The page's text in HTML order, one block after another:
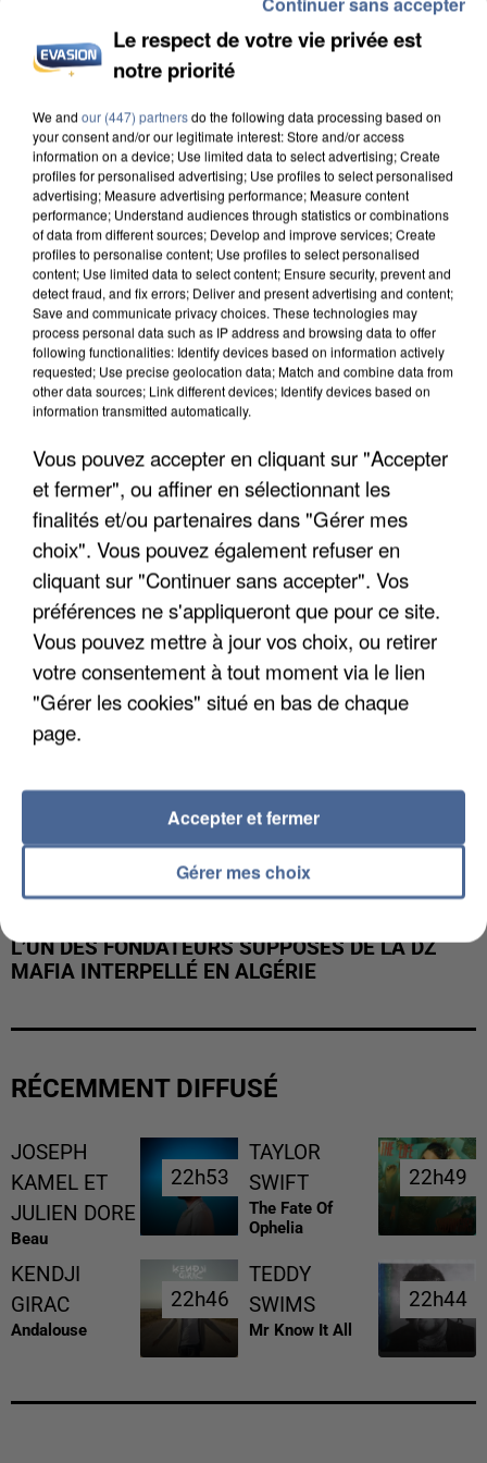
INCENDIES : L’ÎLE-DE-FRANCE LANCE UN ÉLAN
DE SOLIDARITÉ AVEC LES...
APRÈS TOUTES CES CANICULES, LES REFUGES
DE FAUNE SAUVAGE SONT...
L’UN DES FONDATEURS SUPPOSÉS DE LA DZ
MAFIA INTERPELLÉ EN ALGÉRIE
RÉCEMMENT DIFFUSÉ
JOSEPH
KAMEL ET
JULIEN DORE
Beau
22h53
22h53
TAYLOR
SWIFT
The Fate Of
Ophelia
22h49
22h49
KENDJI
GIRAC
Andalouse
22h46
22h46
TEDDY
SWIMS
Mr Know It All
22h44
22h44
Le respect de votre vie privée est
notre priorité
We and our (447) partnersdo the following data processing based on
your consent and/or our legitimate interest: Store and/or access
information on a device; Use limited data to select advertising; Create
profiles for personalised advertising; Use profiles to select personalised
advertising; Measure advertising performance; Measure content
performance; Understand audiences through statistics or combinations
of data from different sources; Develop and improve services; Create
profiles to personalise content; Use profiles to select personalised
content; Use limited data to select content; Ensure security, prevent and
detect fraud, and fix errors; Deliver and present advertising and content;
Save and communicate privacy choices. These technologies may
process personal data such as IP address and browsing data to offer
following functionalities: Identify devices based on information actively
requested; Use precise geolocation data; Match and combine data from
other data sources; Link different devices; Identify devices based on
information transmitted automatically.
Vous pouvez accepter en cliquant sur "Accepter
et fermer", ou affiner en sélectionnant les
finalités et/ou partenaires dans "Gérer mes
choix". Vous pouvez également refuser en
cliquant sur "Continuer sans accepter". Vos
préférences ne s'appliqueront que pour ce site.
Vous pouvez mettre à jour vos choix, ou retirer
votre consentement à tout moment via le lien
"Gérer les cookies" situé en bas de chaque
page.
Gérer mes choix
Accepter et fermer